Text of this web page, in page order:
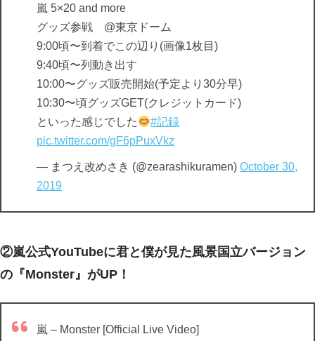
嵐 5×20 and more
グッズ参戦 @東京ドーム
9:00頃〜到着でこの辺り(画像1枚目)
9:40頃〜列動き出す
10:00〜グッズ販売開始(予定より30分早)
10:30〜頃グッズGET(クレジットカード)
といった感じでした
#記録
pic.twitter.com/gF6pPuxVkz
— まつえ改めさき (@zearashikuramen) October 30,
2019
②嵐公式YouTubeに君と僕が見た風景国立バージョン
の『Monster』がUP！
嵐 – Monster [Official Live Video]